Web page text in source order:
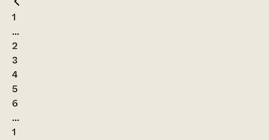
1
...
2
3
4
5
6
...
1